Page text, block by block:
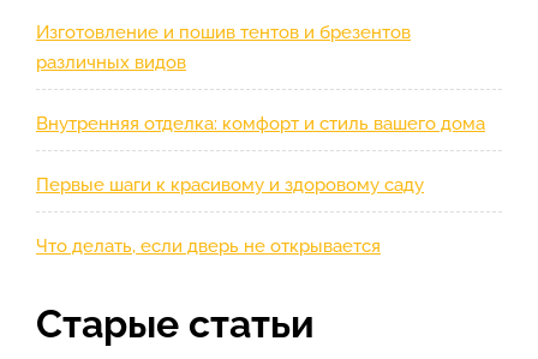
Изготовление и пошив тентов и брезентов
различных видов
Внутренняя отделка: комфорт и стиль вашего дома
Первые шаги к красивому и здоровому саду
Что делать, если дверь не открывается
Старые статьи